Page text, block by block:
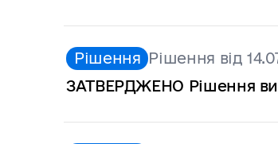
Рішення Рішення від
ЗАТВЕРДЖЕНО Рішення